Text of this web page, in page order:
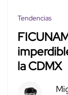
Tendencias
la CDMX